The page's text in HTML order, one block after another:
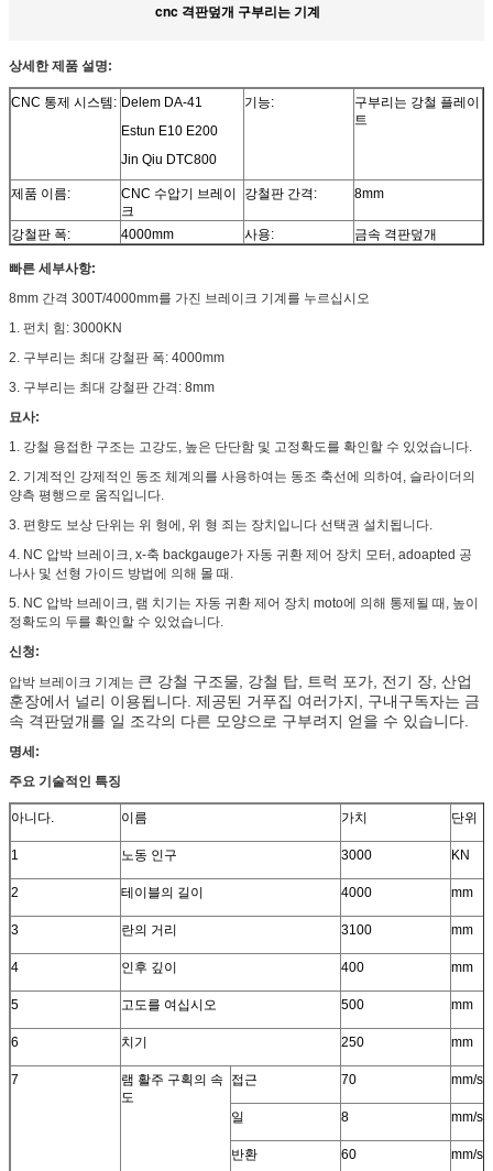
cnc 격판덮개 구부리는 기계
상세한 제품 설명:
CNC 통제 시스템: Delem DA-41
Estun E10 E200
Jin Qiu DTC800
기능:
구부리는 강철 플레이
트
제품 이름:
CNC 수압기 브레이
크
강철판 간격: 8mm
강철판 폭: 4000mm 사용: 금속 격판덮개
빠른 세부사항:
8mm 간격 300T/4000mm를 가진 브레이크 기계를 누르십시오
1. 펀치 힘: 3000KN
2. 구부리는 최대 강철판 폭: 4000mm
3. 구부리는 최대 강철판 간격: 8mm
묘사:
1. 강철 용접한 구조는 고강도, 높은 단단함 및 고정확도를 확인할 수 있었습니다.
2. 기계적인 강제적인 동조 체계의를 사용하여는 동조 축선에 의하여, 슬라이더의
양측 평행으로 움직입니다.
3. 편향도 보상 단위는 위 형에, 위 형 죄는 장치입니다 선택권 설치됩니다.
4. NC 압박 브레이크, x-축 backgauge가 자동 귀환 제어 장치 모터, adoapted 공
나사 및 선형 가이드 방법에 의해 몰 때.
5. NC 압박 브레이크, 램 치기는 자동 귀환 제어 장치 moto에 의해 통제될 때, 높이
정확도의 두를 확인할 수 있었습니다.
신청:
압박 브레이크 기계는 큰 강철 구조물, 강철 탑, 트럭 포가, 전기 장, 산업
훈장에서 널리 이용됩니다. 제공된 거푸집 여러가지, 구내구독자는 금
속 격판덮개를 일 조각의 다른 모양으로 구부려지 얻을 수 있습니다.
명세:
주요 기술적인 특징
아니다. 이름 가치 단위
1 노동 인구 3000 KN
2 테이블의 길이 4000 mm
3 란의 거리 3100 mm
4 인후 깊이 400 mm
5 고도를 여십시오 500 mm
6 치기 250 mm
7
램 활주 구획의 속
도
접근 70 mm/s
일 8 mm/s
반환 60 mm/s